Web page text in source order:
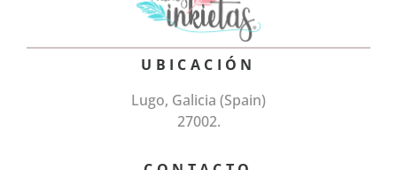
UBICACIÓN
Lugo, Galicia (Spain)
27002.